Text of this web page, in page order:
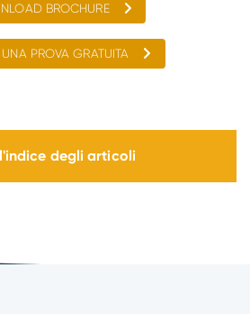
BROCHURE
PROVA GRATUITA
degli articoli